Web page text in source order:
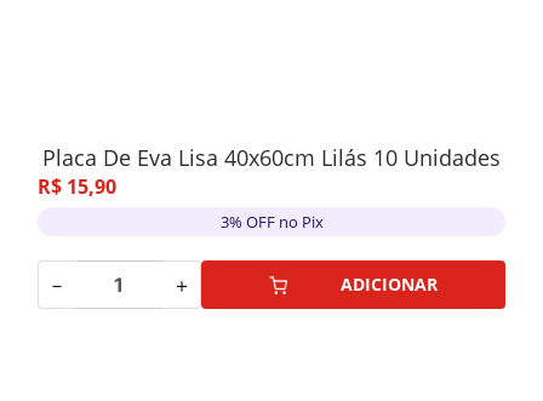
Placa De Eva Lisa 40x60cm Lilás 10 Unidades
R$ 15,90
3% OFF no Pix
－ ＋ ADICIONAR